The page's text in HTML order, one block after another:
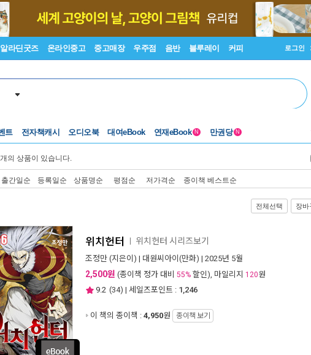
알라딘굿즈 온라인중고 중고매장 우주점 음반 블루레이 커피 로그인
트 전자책캐시 오디오북 대여eBook 연재eBook N 만권당 N
개의 상품이 있습니다.
출간일순 등록일순 상품명순 평점순 저가격순 종이책 베스트순
전체선택 장바
위치헌터 위치헌터 시리즈보기
조정만 (지은이) | 대원씨아이(만화) | 2025년 5월
2,500원 (종이책 정가 대비 55% 할인), 마일리지 120원
9.2 (34) | 세일즈포인트 : 1,246
이 책의 종이책 : 4,950원 종이책 보기